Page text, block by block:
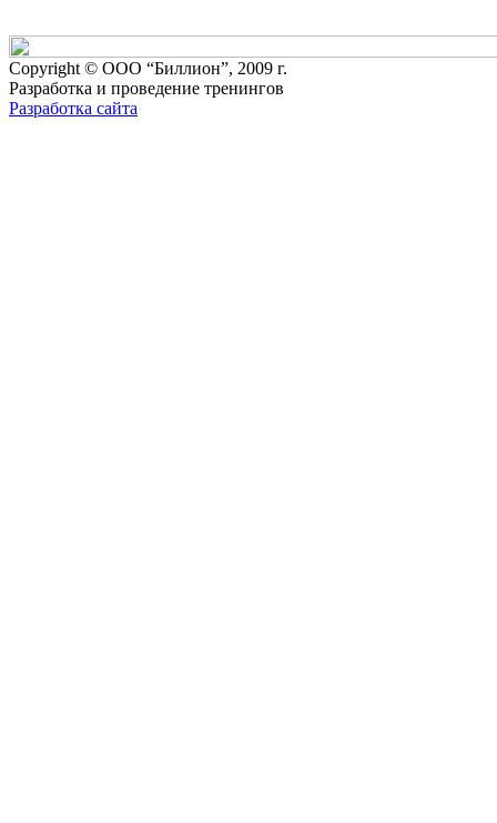
Copyright © ООО “Биллион”, 2009 г.
Разработка и проведение тренингов
Разработка сайта